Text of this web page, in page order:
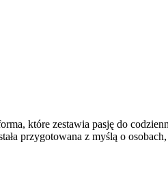
które zestawia pasję do
przygotowana z myślą o